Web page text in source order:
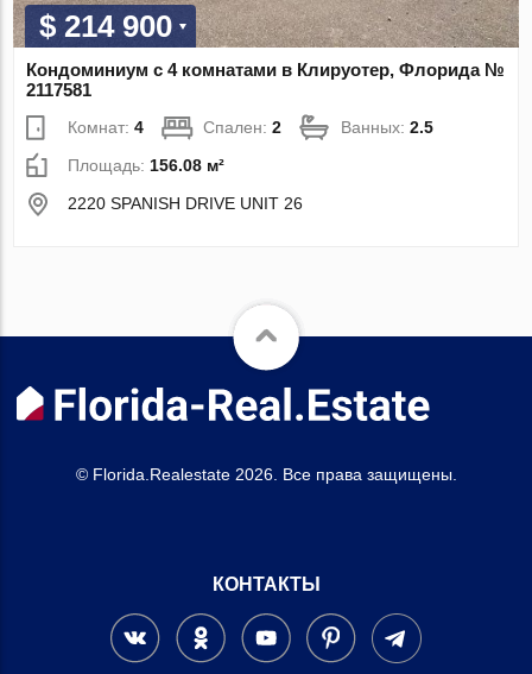
$ 214 900
Кондоминиум с 4 комнатами в Клируотер, Флорида №
2117581
Комнат:4 Спален:2 Ванных:2.5
Площадь: 156.08 м²
2220 SPANISH DRIVE UNIT 26
© Florida.Realestate 2026. Все права защищены.
КОНТАКТЫ